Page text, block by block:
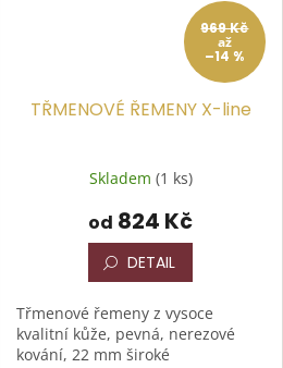
969 Kč
až
–14 %
TŘMENOVÉ ŘEMENY X-line
Skladem (1 ks)
od 824 Kč
DETAIL
Třmenové řemeny z vysoce
kvalitní kůže, pevná, nerezové
kování, 22 mm široké